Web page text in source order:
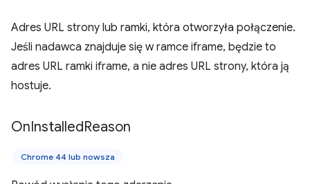
Adres URL strony lub ramki, która otworzyła połączenie.
Jeśli nadawca znajduje się w ramce iframe, będzie to
adres URL ramki iframe, a nie adres URL strony, która ją
hostuje.
OnInstalledReason
Chrome 44 lub nowsza